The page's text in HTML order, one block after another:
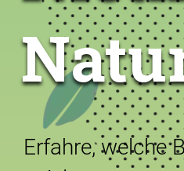
Erfahre, welche